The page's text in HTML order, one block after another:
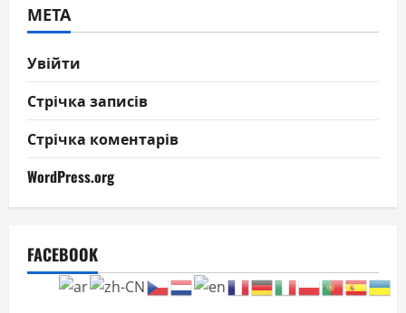
МЕТА
Увійти
Стрічка записів
Стрічка коментарів
WordPress.org
FACEBOOK